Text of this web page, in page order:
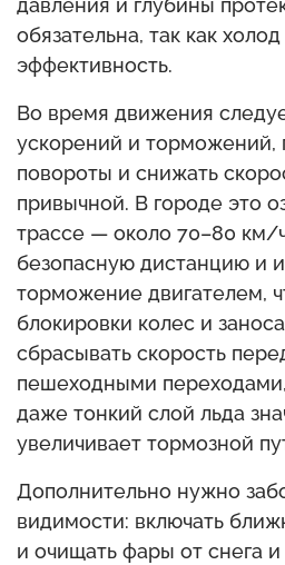
давления и глубины
обязательна, так как
эффективность.
Во время движения
ускорений и торможений,
повороты и снижать
привычной. В городе это
трассе — около 70–80
безопасную дистанцию и
торможение двигателем,
блокировки колес и
сбрасывать скорость
пешеходными переходами,
даже тонкий слой льда
увеличивает тормозной
Дополнительно нужно
видимости: включать
и очищать фары от снега